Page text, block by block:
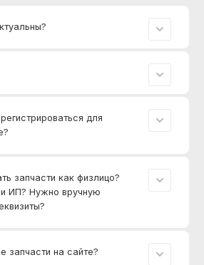
для
запчасти как физлицо?
ИП? Нужно вручную
запчасти на сайте?